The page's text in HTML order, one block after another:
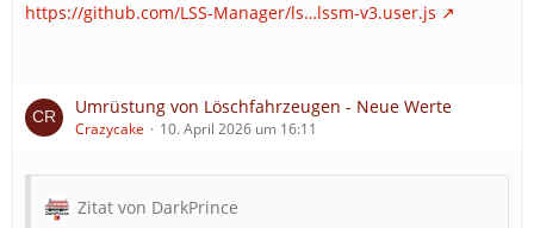
https://github.com/LSS-Manager/ls…lssm-v3.user.js
Umrüstung von Löschfahrzeugen - Neue Werte
Crazycake 10. April 2026 um 16:11
Zitat von DarkPrince